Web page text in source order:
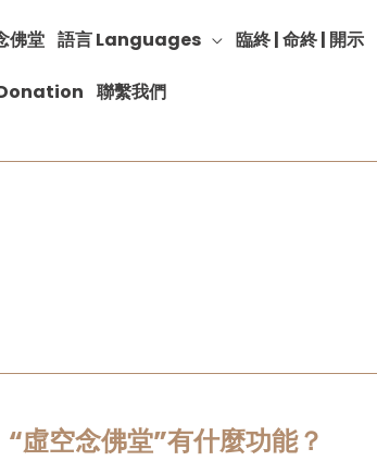
佛堂 語言 Languages 臨終 | 命終 | 開示
聯繫我們
“虛空念佛堂”有什麼功能？